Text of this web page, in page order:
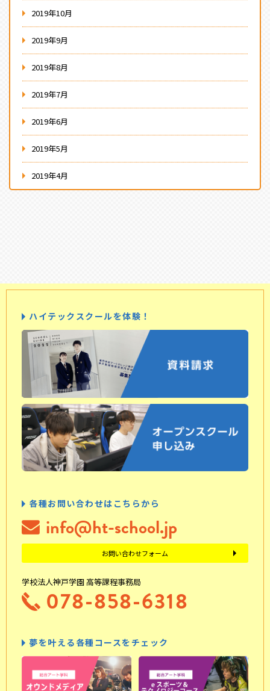
2019年10月
2019年9月
2019年8月
2019年7月
2019年6月
2019年5月
2019年4月
ハイテックスクールを体験！
各種お問い合わせはこちらから
info@ht-school.jp
お問い合わせフォーム
学校法人神戸学園 高等課程事務局
078-858-6318
夢を叶える各種コースをチェック